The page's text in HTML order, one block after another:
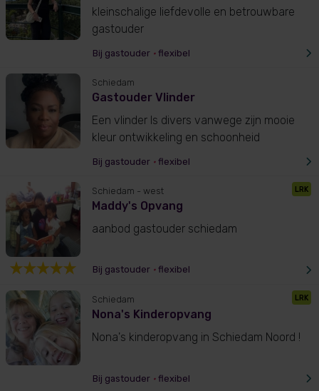
kleinschalige liefdevolle en betrouwbare
gastouder
Bij gastouder •flexibel
Schiedam
Gastouder Vlinder
Een vlinder Is divers vanwege zijn mooie
kleur ontwikkeling en schoonheid
Bij gastouder •flexibel
LRK
Schiedam - west
Maddy's Opvang
aanbod gastouder schiedam
Bij gastouder •flexibel
LRK
Schiedam
Nona's Kinderopvang
Nona's kinderopvang in Schiedam Noord !
Bij gastouder •flexibel